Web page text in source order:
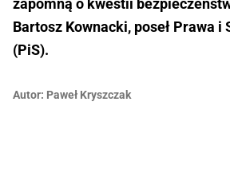
zapomną o kwestii
Bartosz Kownacki, poseł Prawa i
(PiS).
Autor: Paweł Kryszczak